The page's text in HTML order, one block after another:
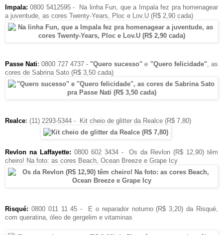
Impala: 0800 5412595 -
Na linha Fun, que a Impala fez pra homenagear
a juventude, as cores Twenty-Years, Ploc e Lov.U (R$ 2,90 cada)
Passe Nati: 0800 727 4737 - "Quero sucesso" e "Quero felicidade", as
cores de Sabrina Sato (R$ 3,50 cada)
Realce: (11) 2293-5344 - Kit cheio de glitter da Realce (R$ 7,80)
Revlon na Laffayette: 0800 602 3434 -
Os da Revlon (R$ 12,90) têm
cheiro! Na foto: as cores Beach, Ocean Breeze e Grape Icy
Risqué: 0800 011 11 45 -
E o reparador noturno (R$ 3,20) da Risqué,
com queratina, óleo de gergelim e vitaminas